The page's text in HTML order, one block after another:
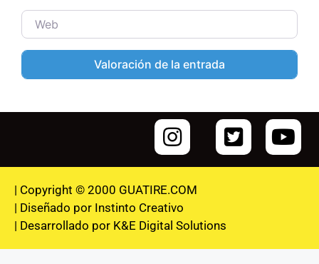
Web
| Copyright © 2000 GUATIRE.COM
| Diseñado por Instinto Creativo
| Desarrollado por K&E Digital Solutions